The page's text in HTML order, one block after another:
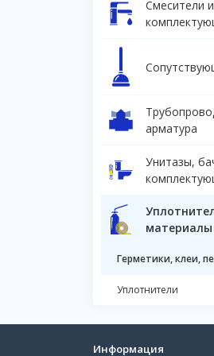
Смесители и
арматура
Унитазы,
материалы
Герметики, клеи,
Уплотнители
Информация